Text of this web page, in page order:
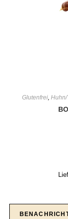
Glutenfrei, Huhn/